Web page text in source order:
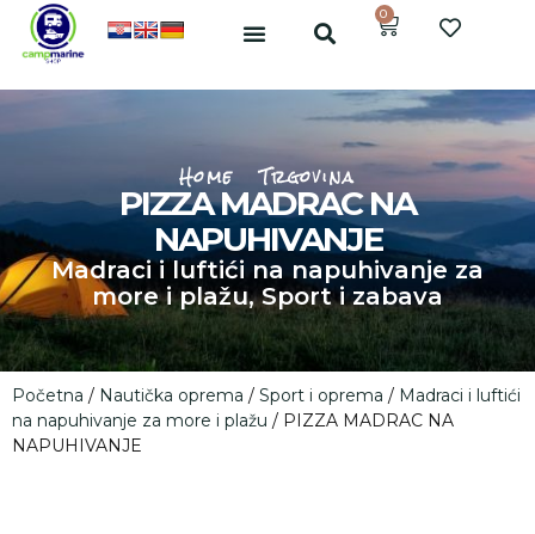
0
Home Trgovina
PIZZA MADRAC NA
NAPUHIVANJE
Madraci i luftići na napuhivanje za
more i plažu,Sport i zabava
Početna / Nautička oprema / Sport i oprema / Madraci i luftići
na napuhivanje za more i plažu / PIZZA MADRAC NA
NAPUHIVANJE